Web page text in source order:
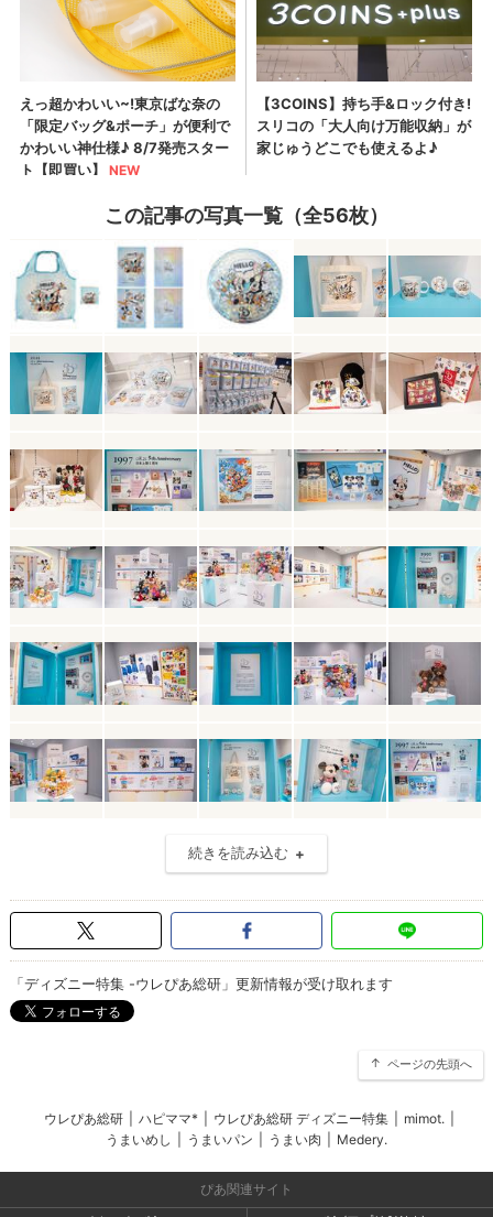
この記事の写真一覧（全56枚）
続きを読み込む
「ディズニー特集 -ウレぴあ総研」更新情報が受け取れます
ページの先頭へ
ウレぴあ総研 ハピママ* ウレぴあ総研 ディズニー特集 mimot.
うまいめし
うまいパン うまい肉 Medery.
ぴあ関連サイト